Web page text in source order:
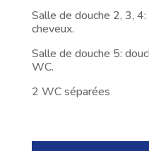
Salle de douche 2, 3,
cheveux.
Salle de douche 5:
WC.
2 WC séparées